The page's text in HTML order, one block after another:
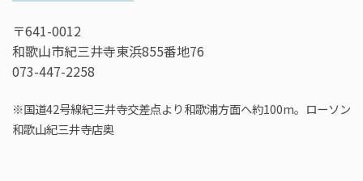
〒641-0012
和歌山市紀三井寺東浜855番地76
073-447-2258
※国道42号線紀三井寺交差点より和歌浦方面へ約100m。ローソン
和歌山紀三井寺店奥